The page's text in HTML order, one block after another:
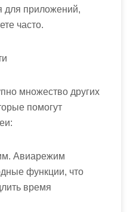
для приложений,
часто.
множество других
помогут
Авиарежим
функции, что
время